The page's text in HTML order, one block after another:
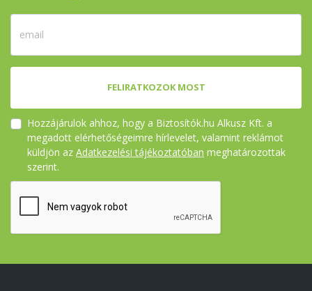
FELIRATKOZOK MOST
Hozzájárulok ahhoz, hogy a Biztosítók.hu Alkusz Kft. a
megadott elérhetőségeimre hírlevelet, valamint reklámot
küldjön az Adatkezelési tájékoztatóban meghatározottak
szerint.